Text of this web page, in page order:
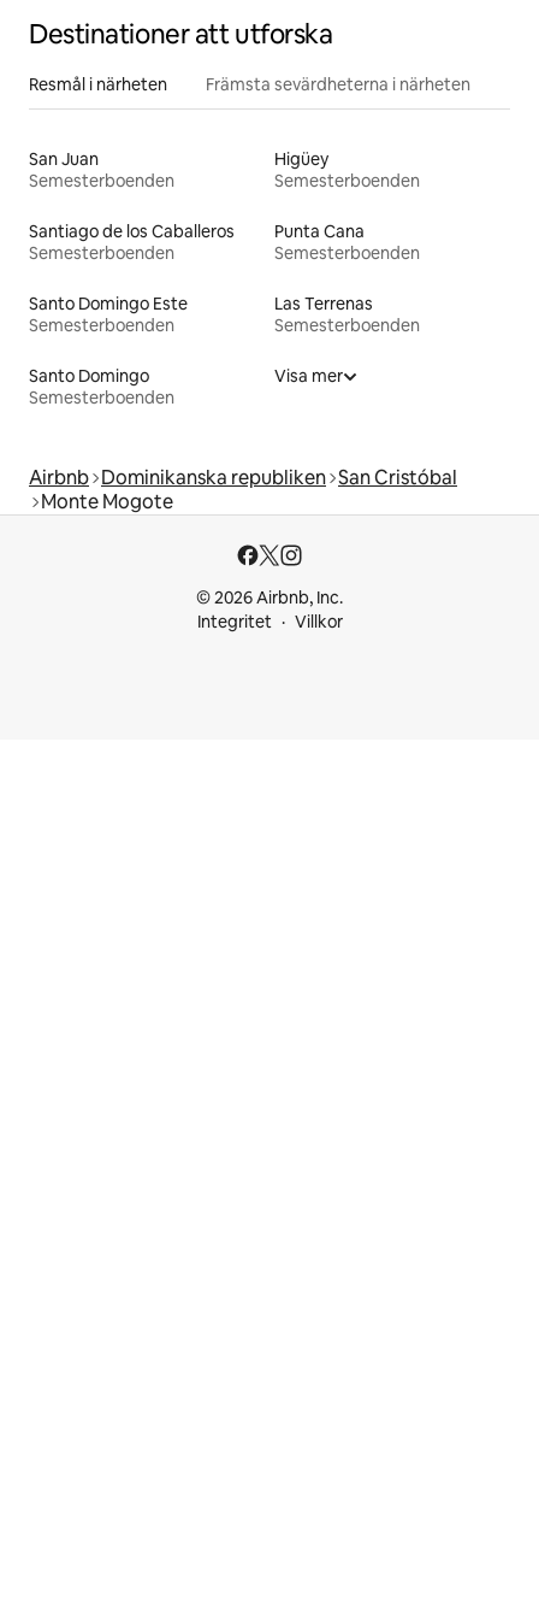
Destinationer att utforska
Resmål i närheten Främsta sevärdheterna i närheten
San Juan
Semesterboenden
Higüey
Semesterboenden
Santiago de los Caballeros
Semesterboenden
Punta Cana
Semesterboenden
Santo Domingo Este
Semesterboenden
Las Terrenas
Semesterboenden
Santo Domingo
Semesterboenden
Visa mer
Airbnb Dominikanska republiken San Cristóbal
Monte Mogote
© 2026 Airbnb, Inc.
Integritet
Villkor